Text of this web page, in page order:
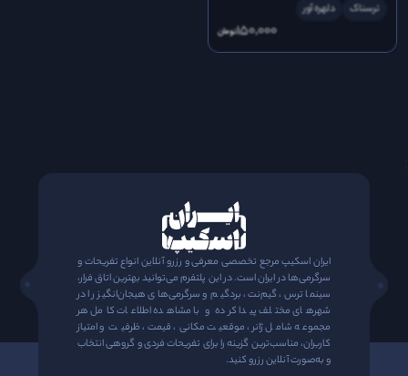
ترسناک
دلهره آور
150٬000تومان
ایران اسکیپ مرجع تخصصی معرفی و رزرو آنلاین انواع تفریحات و
سرگرمی‌ها در ایران است. در این پلتفرم می‌توانید بهترین اتاق فرار،
سینما ترس، گیم‌نت، بردگیم و سرگرمی‌های هیجان‌انگیز را در
شهرهای مختلف پیدا کرده و با مشاهده اطلاعات کامل هر
مجموعه شامل ژانر، موقعیت مکانی، قیمت، ظرفیت و امتیاز
کاربران، مناسب‌ترین گزینه را برای تفریحات فردی و گروهی انتخاب
و به‌صورت آنلاین رزرو کنید.